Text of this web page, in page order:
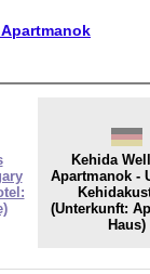
Kehida
Apartmanok -
(Unterkunft:
Haus)